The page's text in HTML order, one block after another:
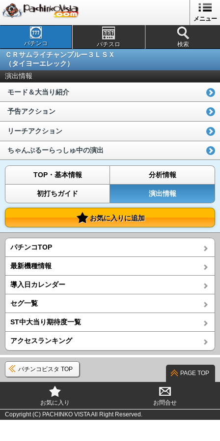
メニュー
パチンコ パチスロ 検索
ＣＲサムライチャンプルー３ＬＳＸ
（タイヨーエレック）
演出情報
モード＆大当り紹介
予告アクション
リーチアクション
ちゃんぷるーらっしゅ中の演出
TOP・基本情報 分析情報
初打ちガイド 演出情報
お気に入りに追加
パチンコTOP
最新機種情報
導入日カレンダー
セグ一覧
ST中大当り期待度一覧
アクセスランキング
パチンコビスタ TOP
PAGE TOP
お気に入り
お問合せ
Copyright (C) PACHINKO VISTA All Right Reserved.